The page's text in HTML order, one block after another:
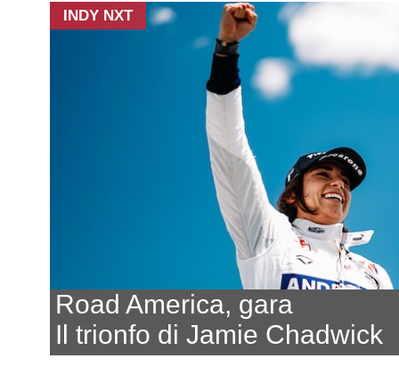
INDY NXT
Road America, gara
Il trionfo di Jamie Chadwick